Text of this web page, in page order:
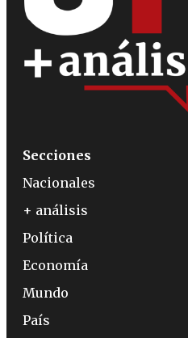
Secciones
Nacionales
+ análisis
Política
Economía
Mundo
País